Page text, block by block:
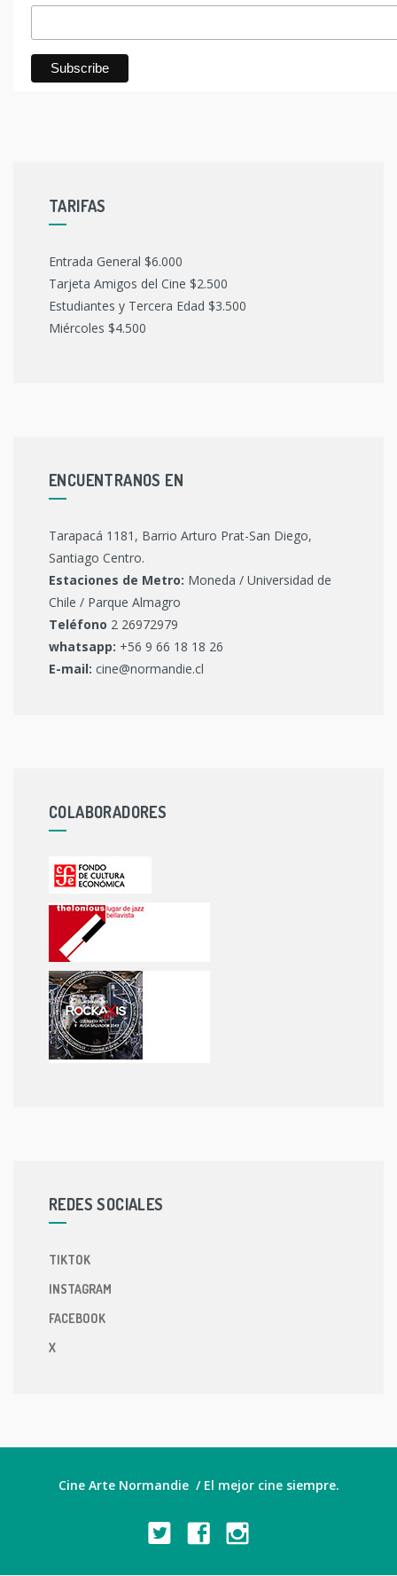
TARIFAS
Entrada General $6.000
Tarjeta Amigos del Cine $2.500
Estudiantes y Tercera Edad $3.500
Miércoles $4.500
ENCUENTRANOS EN
Tarapacá 1181, Barrio Arturo Prat-San Diego,
Santiago Centro.
Estaciones de Metro: Moneda / Universidad de
Chile / Parque Almagro
Teléfono 2 26972979
whatsapp: +56 9 66 18 18 26
E-mail: cine@normandie.cl
COLABORADORES
REDES SOCIALES
TIKTOK
INSTAGRAM
FACEBOOK
X
Cine Arte Normandie / El mejor cine siempre.